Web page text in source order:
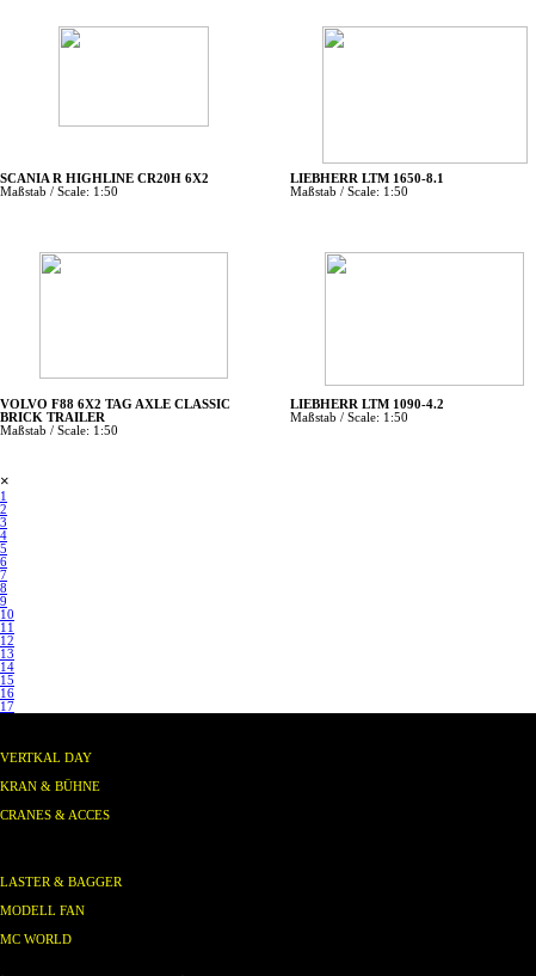
SCANIA R HIGHLINE CR20H 6X2
Maßstab / Scale: 1:50
LIEBHERR LTM 1650-8.1
Maßstab / Scale: 1:50
VOLVO F88 6X2 TAG AXLE CLASSIC
BRICK TRAILER
Maßstab / Scale: 1:50
LIEBHERR LTM 1090-4.2
Maßstab / Scale: 1:50
×
1
2
3
4
5
6
7
8
9
10
11
12
13
14
15
16
17
VERTKAL DAY
KRAN & BÜHNE
CRANES & ACCES
LASTER & BAGGER
MODELL FAN
MC WORLD